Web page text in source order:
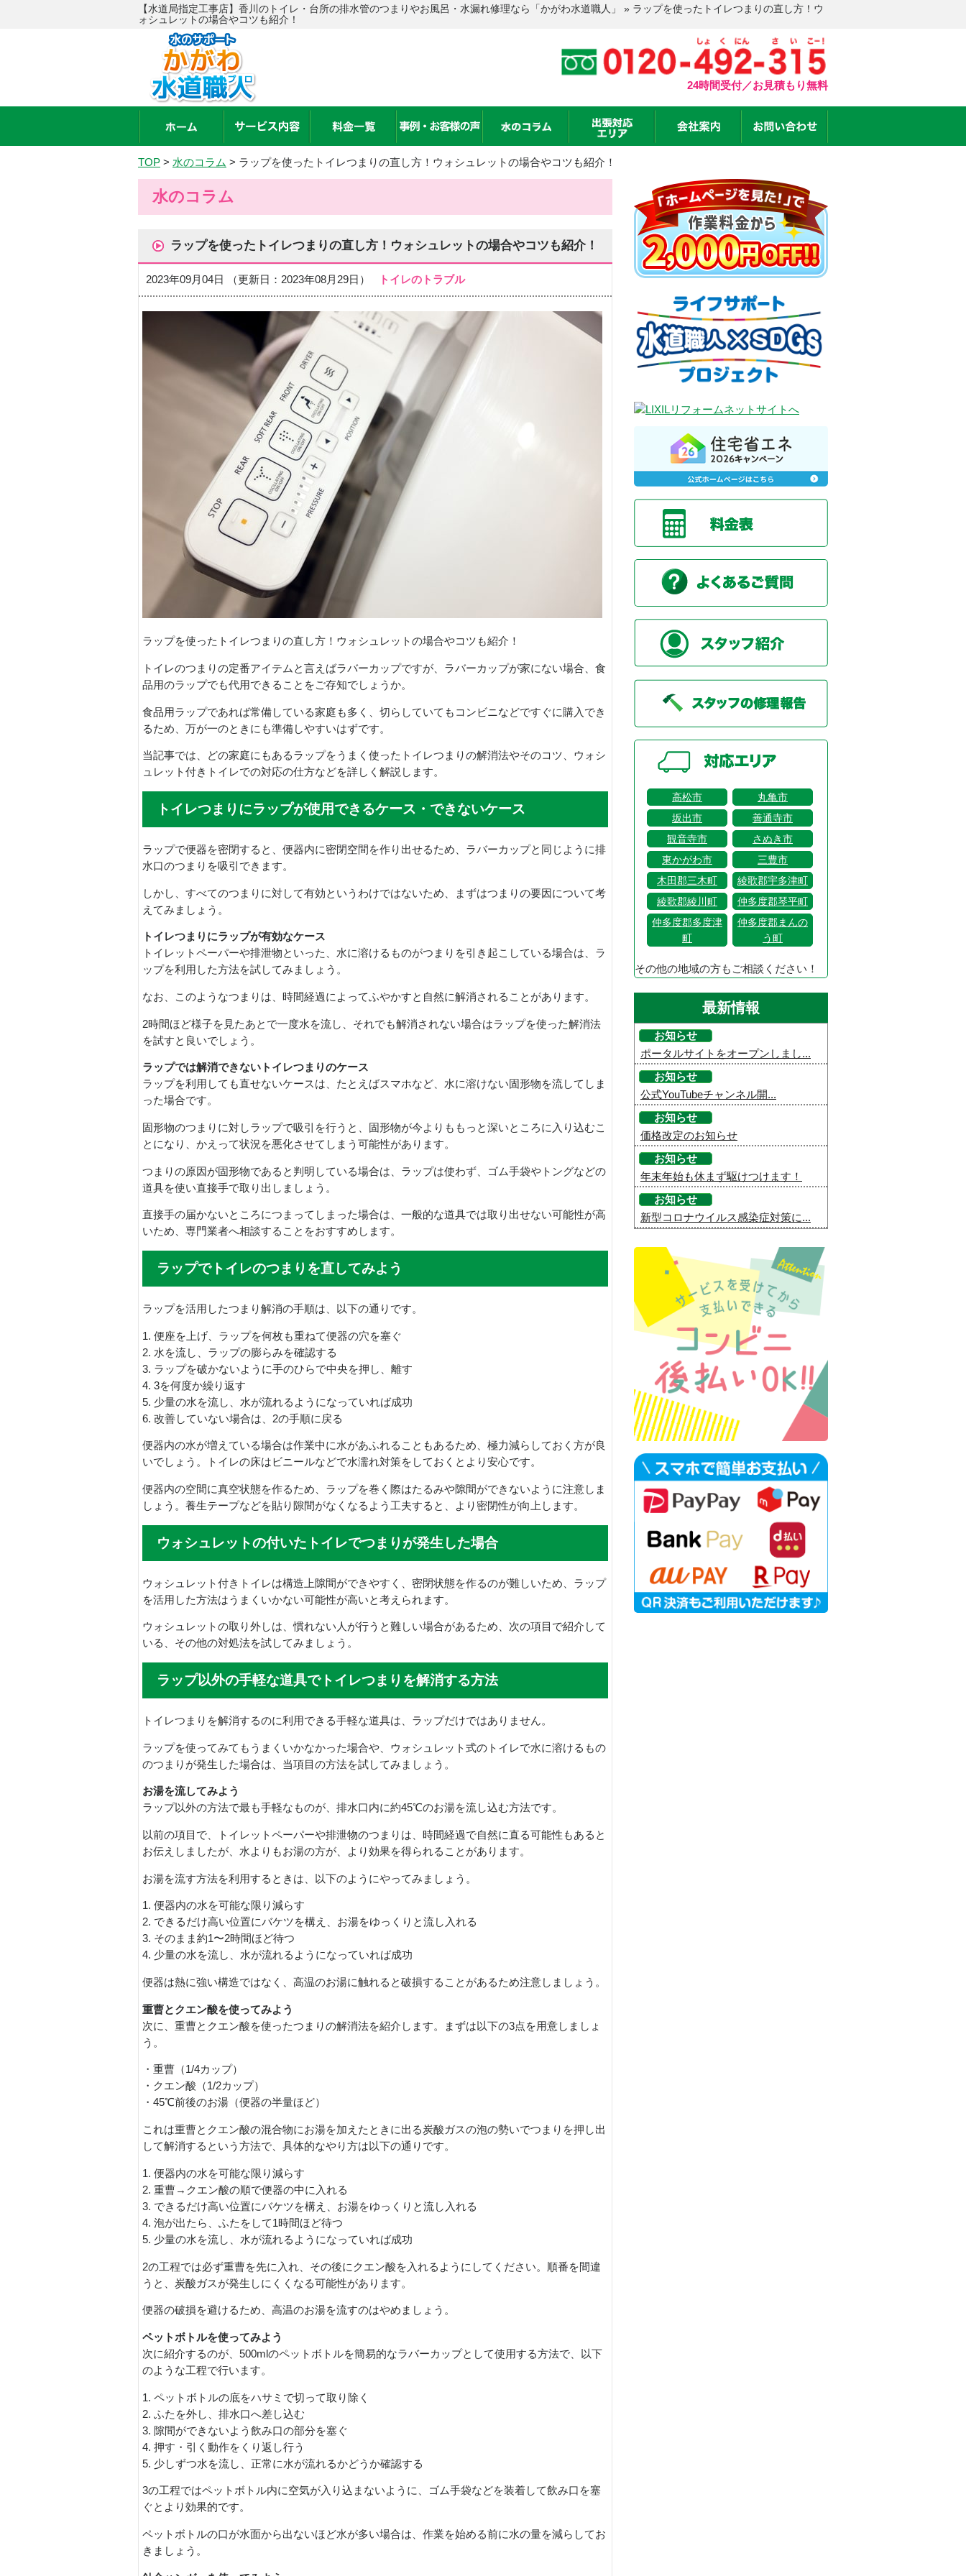
【水道局指定工事店】香川のトイレ・台所の排水管のつまりやお風呂・水漏れ修理なら「かがわ水道職人」 » ラップを使ったトイレつまりの直し方！ウ
ォシュレットの場合やコツも紹介！
24時間受付／お見積もり無料
TOP > 水のコラム > ラップを使ったトイレつまりの直し方！ウォシュレットの場合やコツも紹介！
水のコラム
ラップを使ったトイレつまりの直し方！ウォシュレットの場合やコツも紹介！
2023年09月04日 （更新日：2023年08月29日） トイレのトラブル
ラップを使ったトイレつまりの直し方！ウォシュレットの場合やコツも紹介！
トイレのつまりの定番アイテムと言えばラバーカップですが、ラバーカップが家にない場合、食
品用のラップでも代用できることをご存知でしょうか。
食品用ラップであれば常備している家庭も多く、切らしていてもコンビニなどですぐに購入でき
るため、万が一のときにも準備しやすいはずです。
当記事では、どの家庭にもあるラップをうまく使ったトイレつまりの解消法やそのコツ、ウォシ
ュレット付きトイレでの対応の仕方などを詳しく解説します。
トイレつまりにラップが使用できるケース・できないケース
ラップで便器を密閉すると、便器内に密閉空間を作り出せるため、ラバーカップと同じように排
水口のつまりを吸引できます。
しかし、すべてのつまりに対して有効というわけではないため、まずはつまりの要因について考
えてみましょう。
トイレつまりにラップが有効なケース
トイレットペーパーや排泄物といった、水に溶けるものがつまりを引き起こしている場合は、ラ
ップを利用した方法を試してみましょう。
なお、このようなつまりは、時間経過によってふやかすと自然に解消されることがあります。
2時間ほど様子を見たあとで一度水を流し、それでも解消されない場合はラップを使った解消法
を試すと良いでしょう。
ラップでは解消できないトイレつまりのケース
ラップを利用しても直せないケースは、たとえばスマホなど、水に溶けない固形物を流してしま
った場合です。
固形物のつまりに対しラップで吸引を行うと、固形物が今よりももっと深いところに入り込むこ
とになり、かえって状況を悪化させてしまう可能性があります。
つまりの原因が固形物であると判明している場合は、ラップは使わず、ゴム手袋やトングなどの
道具を使い直接手で取り出しましょう。
直接手の届かないところにつまってしまった場合は、一般的な道具では取り出せない可能性が高
いため、専門業者へ相談することをおすすめします。
ラップでトイレのつまりを直してみよう
ラップを活用したつまり解消の手順は、以下の通りです。
1. 便座を上げ、ラップを何枚も重ねて便器の穴を塞ぐ
2. 水を流し、ラップの膨らみを確認する
3. ラップを破かないように手のひらで中央を押し、離す
4. 3を何度か繰り返す
5. 少量の水を流し、水が流れるようになっていれば成功
6. 改善していない場合は、2の手順に戻る
便器内の水が増えている場合は作業中に水があふれることもあるため、極力減らしておく方が良
いでしょう。トイレの床はビニールなどで水濡れ対策をしておくとより安心です。
便器内の空間に真空状態を作るため、ラップを巻く際はたるみや隙間ができないように注意しま
しょう。養生テープなどを貼り隙間がなくなるよう工夫すると、より密閉性が向上します。
ウォシュレットの付いたトイレでつまりが発生した場合
ウォシュレット付きトイレは構造上隙間ができやすく、密閉状態を作るのが難しいため、ラップ
を活用した方法はうまくいかない可能性が高いと考えられます。
ウォシュレットの取り外しは、慣れない人が行うと難しい場合があるため、次の項目で紹介して
いる、その他の対処法を試してみましょう。
ラップ以外の手軽な道具でトイレつまりを解消する方法
トイレつまりを解消するのに利用できる手軽な道具は、ラップだけではありません。
ラップを使ってみてもうまくいかなかった場合や、ウォシュレット式のトイレで水に溶けるもの
のつまりが発生した場合は、当項目の方法を試してみましょう。
お湯を流してみよう
ラップ以外の方法で最も手軽なものが、排水口内に約45℃のお湯を流し込む方法です。
以前の項目で、トイレットペーパーや排泄物のつまりは、時間経過で自然に直る可能性もあると
お伝えしましたが、水よりもお湯の方が、より効果を得られることがあります。
お湯を流す方法を利用するときは、以下のようにやってみましょう。
1. 便器内の水を可能な限り減らす
2. できるだけ高い位置にバケツを構え、お湯をゆっくりと流し入れる
3. そのまま約1〜2時間ほど待つ
4. 少量の水を流し、水が流れるようになっていれば成功
便器は熱に強い構造ではなく、高温のお湯に触れると破損することがあるため注意しましょう。
重曹とクエン酸を使ってみよう
次に、重曹とクエン酸を使ったつまりの解消法を紹介します。まずは以下の3点を用意しましょ
う。
・重曹（1/4カップ）
・クエン酸（1/2カップ）
・45℃前後のお湯（便器の半量ほど）
これは重曹とクエン酸の混合物にお湯を加えたときに出る炭酸ガスの泡の勢いでつまりを押し出
して解消するという方法で、具体的なやり方は以下の通りです。
1. 便器内の水を可能な限り減らす
2. 重曹→クエン酸の順で便器の中に入れる
3. できるだけ高い位置にバケツを構え、お湯をゆっくりと流し入れる
4. 泡が出たら、ふたをして1時間ほど待つ
5. 少量の水を流し、水が流れるようになっていれば成功
2の工程では必ず重曹を先に入れ、その後にクエン酸を入れるようにしてください。順番を間違
うと、炭酸ガスが発生しにくくなる可能性があります。
便器の破損を避けるため、高温のお湯を流すのはやめましょう。
ペットボトルを使ってみよう
次に紹介するのが、500mlのペットボトルを簡易的なラバーカップとして使用する方法で、以下
のような工程で行います。
1. ペットボトルの底をハサミで切って取り除く
2. ふたを外し、排水口へ差し込む
3. 隙間ができないよう飲み口の部分を塞ぐ
4. 押す・引く動作をくり返し行う
5. 少しずつ水を流し、正常に水が流れるかどうか確認する
3の工程ではペットボトル内に空気が入り込まないように、ゴム手袋などを装着して飲み口を塞
ぐとより効果的です。
ペットボトルの口が水面から出ないほど水が多い場合は、作業を始める前に水の量を減らしてお
きましょう。
高松市
丸亀市
坂出市
善通寺市
観音寺市
さぬき市
東かがわ市
三豊市
木田郡三木町
綾歌郡宇多津町
綾歌郡綾川町
仲多度郡琴平町
仲多度郡多度津
町
仲多度郡まんの
う町
その他の地域の方もご相談ください！
最新情報
お知らせ
ポータルサイトをオープンしまし...
お知らせ
公式YouTubeチャンネル開...
お知らせ
価格改定のお知らせ
お知らせ
年末年始も休まず駆けつけます！
お知らせ
新型コロナウイルス感染症対策に...